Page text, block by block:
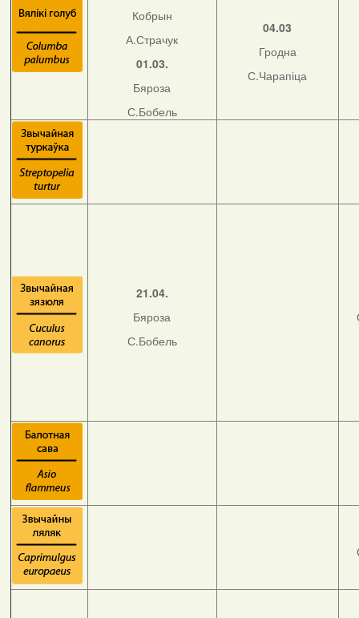
Кобрын
А.Страчук
01.03.
Бяроза
С.Бобель
04.03
Гродна
С.Чарапіца
21.04.
Бяроза
С.Бобель